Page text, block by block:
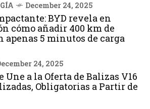
December 24, 2025
BYD revela en
cómo añadir 400 km de
apenas 5 minutos de carga
24, 2025
Une a la Oferta de Balizas V16
Obligatorias a Partir de